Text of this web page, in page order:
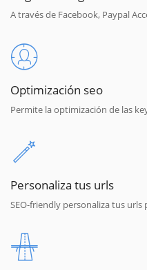
A través de Facebook, Paypal
Optimización seo
Permite la optimización de las
Personaliza tus urls
SEO-friendly personaliza tus urls